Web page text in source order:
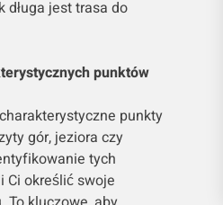
długa jest trasa do
punktów
punkty
gór, jeziora czy
tych
Ci określić swoje